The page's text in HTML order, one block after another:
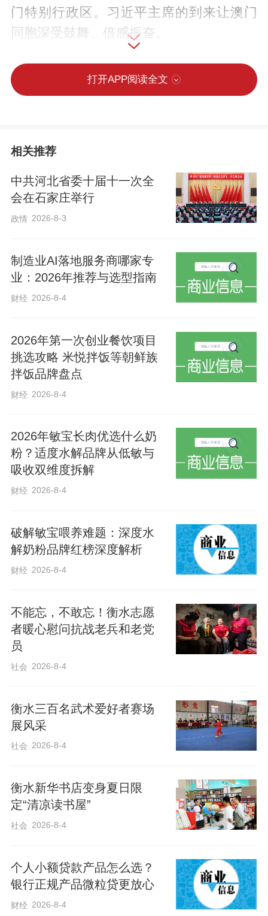
门特别行政区。习近平主席的到来让澳门
同胞深受鼓舞、倍感振奋。
连日来，习近平主席在视察期间的重要讲
话在澳门社会引发热烈反响，激荡起各界
特色的“一国两制”实践新局面而努力奋斗。
紧抓“一国两制”新机遇
制”实践取得巨大成功。澳门社会各界和舆
论认为，习近平主席考察澳门坚定了对“一
国两制”行稳致远的信心，进一步拓展了“一
国两制”的巨大机遇，创造更大辉煌。
澳门特区行政长官岑浩辉21日主持各界学
习宣传贯彻习近平主席视察澳门重要讲话
新一届特区政府将团结带领各界在“一国两
制”成功实践的宝贵经验基础上，以习近平
主席视察澳门重要讲话精神为重要指引，
挥“一国两制”制度优势，不断开创“一国两
制”事业高质量发展的新局面。
侨总会会长刘雅煌表示，澳门拥有充足的
发展空间优势、国际化程度高的营商环境
优势、实力雄厚的经济基础优势等，相信
借中央惠澳政策之“天时”，拥区域协同带动
门定能续创“一国两制”实践新成就。
“25年来的实践证明，‘一国两制’是实实在
代具有家国情怀的澳门新生代，确保‘一国
两制’伟大事业薪火相传。”澳门国情教育协
会会长王海涛说。
《澳门日报》20日发表社论指出，澳门回
归祖国后的巨变充分证明，“一国两制”完全
行得通、办得到、得人心。“一国两制”是我
打开APP阅读全文
相关推荐
中共河北省委十届十一次全
会在石家庄举行
政情 2026-8-3
制造业AI落地服务商哪家专
业：2026年推荐与选型指南
财经 2026-8-4
2026年第一次创业餐饮项目
挑选攻略 米悦拌饭等朝鲜族
拌饭品牌盘点
财经 2026-8-4
2026年敏宝长肉优选什么奶
粉？适度水解品牌从低敏与
吸收双维度拆解
财经 2026-8-4
破解敏宝喂养难题：深度水
解奶粉品牌红榜深度解析
财经 2026-8-4
不能忘，不敢忘！衡水志愿
者暖心慰问抗战老兵和老党
员
社会 2026-8-4
​衡水三百名武术爱好者赛场
展风采
社会 2026-8-4
衡水新华书店变身夏日限
定“清凉读书屋”
社会 2026-8-4
个人小额贷款产品怎么选？
银行正规产品微粒贷更放心
财经 2026-8-4